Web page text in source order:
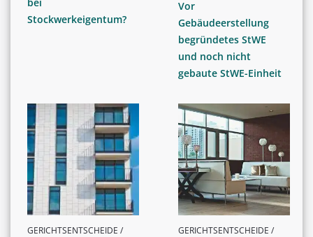
Stockwerkeigentum?
Vor
Gebäudeerstellung
begründetes StWE
und noch nicht
gebaute StWE-Einheit
GERICHTSENTSCHEIDE /
GERICHTSENTSCHEIDE /